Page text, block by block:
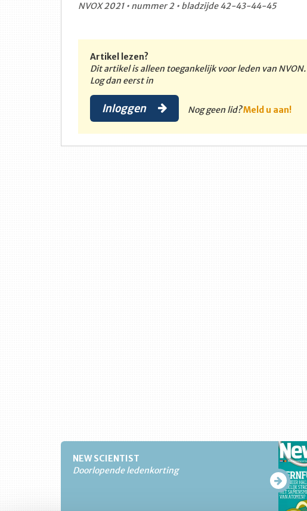
NVOX 2021 • nummer 2 • bladzijde 42-43-44-45
Artikel lezen?
Dit artikel is alleen toegankelijk voor leden van
Log dan eerst in
Inloggen Nog geen lid?Meld u aan!
NEW SCIENTIST
Doorlopende ledenkorting